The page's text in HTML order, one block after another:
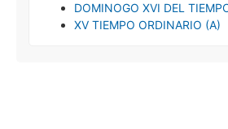
DOMINOGO XVI DEL
XV TIEMPO ORDINARIO (A)